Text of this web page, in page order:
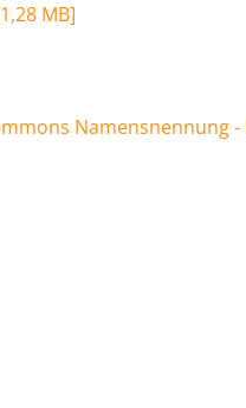
1,28 MB]
Namensnennung